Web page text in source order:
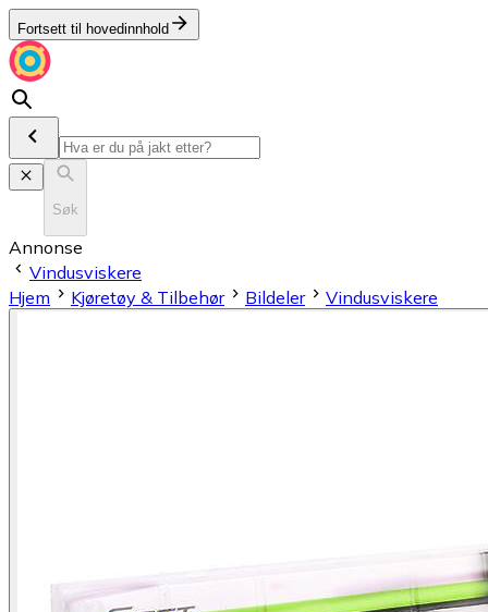
Fortsett til hovedinnhold
Søk
Annonse
Vindusviskere
Hjem
Kjøretøy & Tilbehør Bildeler Vindusviskere